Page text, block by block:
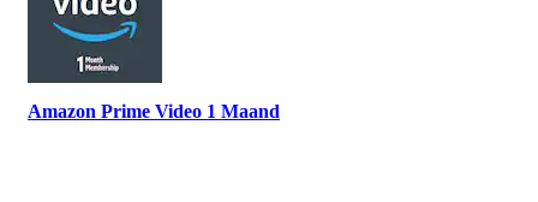
Amazon Prime Video 1 Maand